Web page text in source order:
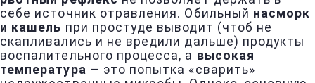
себе источник отравления. Обильный насморк
и кашель при простуде выводит (чтоб не
скапливались и не вредили дальше) продукты
воспалительного процесса, а высокая
температура — это попытка «сварить»